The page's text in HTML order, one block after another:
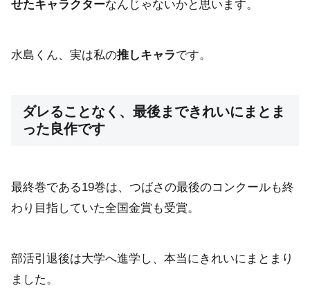
せたキャラクターなんじゃないかと思います。
水島くん、実は私の推しキャラです。
ダレることなく、最後まできれいにまとま
った良作です
最終巻である19巻は、つばさの最後のコンクールも終
わり目指していた全国金賞も受賞。
部活引退後は大学へ進学し、本当にきれいにまとまり
ました。